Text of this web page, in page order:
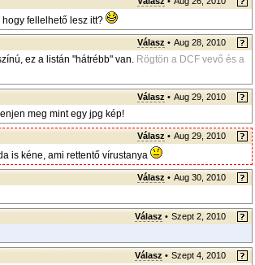
fellelhető lesz itt?
Válasz • Aug 28, 2010
ez a listán "hátrébb" van. Rögtön a DCF vevő és a
Válasz • Aug 29, 2010
meg mint egy jpg kép!
Válasz • Aug 29, 2010
is kéne, ami rettentő vírustanya
Válasz • Aug 30, 2010
Válasz • Szept 2, 2010
Válasz • Szept 4, 2010